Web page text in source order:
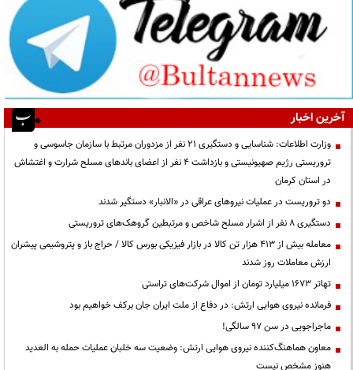
آخرین اخبار
وزارت اطلاعات: شناسایی و دستگیری ۲۱ نفر از مزدوران مرتبط با سازمان جاسوسی و
تروریستی رژیم صهیونیستی و بازداشت ۴ نفر از اعضای باندهای مسلح شرارت و اغتشاش
در استان کرمان
دو تروریست در عملیات نیروهای عراقی در «الانبار» دستگیر شدند
دستگیری ۸ نفر از اشرار مسلح شاخص و مرتبطین گروهک‌های تروریستی
معامله بیش از ۴۱۳ هزار تن کالا در بازار فیزیکی بورس کالا / حراج باز و پتروشیمی پیشران
ارزش معاملات روز شدند
تهاتر ۱۶۷۳ میلیارد تومان از اموال شرکت‌های تراستی
فرمانده نیروی هوایی ارتش: در دفاع از ملت ایران جان برکف خواهیم بود
ماجراجویی در سن ۹۷ سالگی!
معاون هماهنگ‌کننده نیروی هوایی ارتش: وضعیت سه خلبان عملیات حمله به العدید
هنوز مشخص نیست